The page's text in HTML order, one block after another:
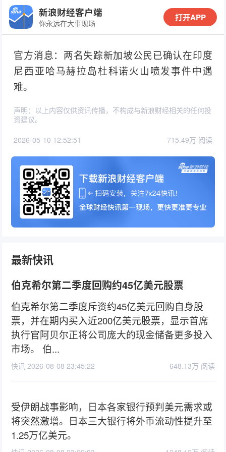
新浪财经客户端
你永远在大事现场
打开APP
官方消息：两名失踪新加坡公民已确认在印度
尼西亚哈马赫拉岛杜科诺火山喷发事件中遇
难。
声明：以上内容仅供资讯传播，不构成与新浪财经相关的任何投
资建议。
2026-05-10 12:52:51 715.49万 阅读
最新快讯
伯克希尔第二季度回购约45亿美元股票
伯克希尔第二季度斥资约45亿美元回购自身股
票，并在期内买入近200亿美元股票，显示首席
执行官阿贝尔正将公司庞大的现金储备更多投入
市场。 伯...
快讯 2026-08-08 23:45:22 648.13万 阅读
受伊朗战事影响，日本各家银行预判美元需求或
将突然激增。日本三大银行将外币流动性提升至
1.25万亿美元。